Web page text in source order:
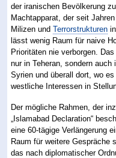
der iranischen Bevölkerung
Machtapparat, der seit
Milizen undTerrorstrukturen
lässt wenig Raum für naive
Prioritäten nie verborgen.
nur in Teheran, sondern
Syrien und überall dort, wo
westliche Interessen in
Der mögliche Rahmen, der
„Islamabad Declaration“
eine 60-tägige Verlängerung
Raum für weitere Gespräche
das nach diplomatischer